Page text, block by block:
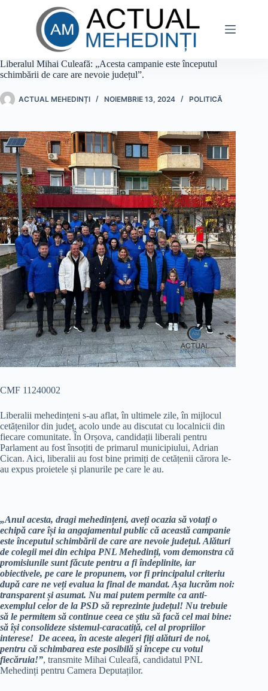
Liberalul Mihai Culeafă: „Acesta campanie este începutul
schimbării de care are nevoie județul”.
ACTUAL MEHEDINȚI NOIEMBRIE 13, 2024 POLITICĂ
CMF 11240002
Liberalii mehedințeni s-au aflat, în ultimele zile, în mijlocul
cetățenilor din județ, acolo unde au discutat cu localnicii din
fiecare comunitate. În Orșova, candidații liberali pentru
Parlament au fost însoțiti de primarul municipiului, Adrian
Cican. Aici, liberalii au fost bine primiți de cetățenii cărora le-
au expus proietele și planurile pe care le au.
„Anul acesta, dragi mehedințeni, aveți ocazia să votați o
echipă care își ia angajamentul public că această campanie
este începutul schimbării de care are nevoie județul. Alături
de colegii mei din echipa PNL Mehedinți, vom demonstra că
promisiunile sunt făcute pentru a fi îndeplinite, iar
obiectivele, pe care le propunem, vor fi principalul criteriu
după care ne veți evalua la final de mandat. Așa lucrăm noi:
transparent și asumat. Nu mai putem permite ca anti-
exemplul celor de la PSD să reprezinte județul! Nu trebuie
să le permitem să continue ceea ce știu să facă cel mai bine:
să își consolideze sistemul-caracatiță, cel al propriilor
interese! De aceea, în aceste alegeri fiți alături de noi,
pentru că schimbarea este posibilă și începe cu votul
fiecăruia!”, transmite Mihai Culeafă, candidatul PNL
Mehedinți pentru Camera Deputaților.